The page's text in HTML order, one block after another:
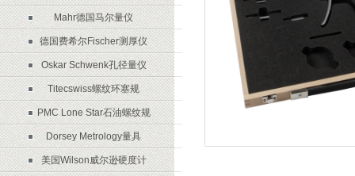
Mahr德国马尔量仪
德国费希尔Fischer测厚仪
Oskar Schwenk孔径量仪
Titecswiss螺纹环塞规
PMC Lone Star石油螺纹规
Dorsey Metrology量具
美国Wilson威尔逊硬度计